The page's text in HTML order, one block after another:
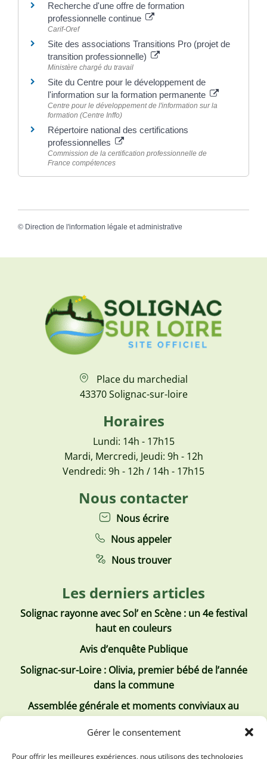
Gérer le consentement
Pour offrir les meilleures expériences, nous utilisons des technologies
Recherche d'une offre de formation
professionnelle continue
Carif-Oref
Site des associations Transitions Pro (projet de
transition professionnelle)
Ministère chargé du travail
Site du Centre pour le développement de
l'information sur la formation permanente
Centre pour le développement de l'information sur la
formation (Centre Inffo)
Répertoire national des certifications
professionnelles
Commission de la certification professionnelle de
France compétences
© Direction de l'information légale et administrative
Place du marchedial
43370 Solignac-sur-loire
Horaires
Lundi: 14h - 17h15
Mardi, Mercredi, Jeudi: 9h - 12h
Vendredi: 9h - 12h / 14h - 17h15
Nous contacter
Nous écrire
Nous appeler
Nous trouver
Les derniers articles
Solignac rayonne avec Sol’ en Scène : un 4e festival
haut en couleurs
Avis d’enquête Publique
Solignac-sur-Loire : Olivia, premier bébé de l’année
dans la commune
Assemblée générale et moments conviviaux au